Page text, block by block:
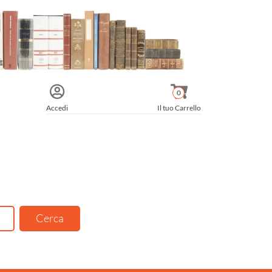
Accedi Il tuo Carrello
0